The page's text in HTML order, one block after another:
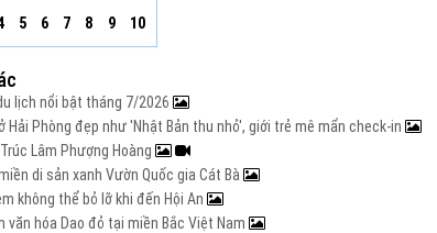
5 6 7 8 9 10
lịch nổi bật tháng 7/2026
Hải Phòng đẹp như 'Nhật Bản thu nhỏ', giới trẻ mê mẩn check-in
Lâm Phượng Hoàng
di sản xanh Vườn Quốc gia Cát Bà
không thể bỏ lỡ khi đến Hội An
văn hóa Dao đỏ tại miền Bắc Việt Nam